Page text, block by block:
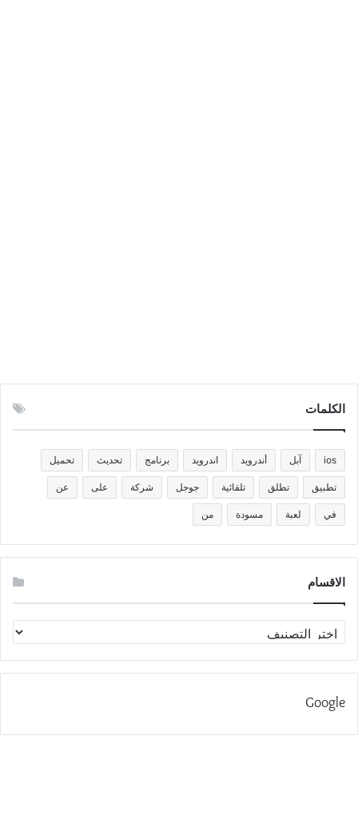
الكلمات
ios آبل أندرويد اندرويد برنامج تحديث تحميل
تطبيق تطلق تلقائية جوجل شركة على عن
في لعبة مسودة من
الاقسام
الاقسام
Google